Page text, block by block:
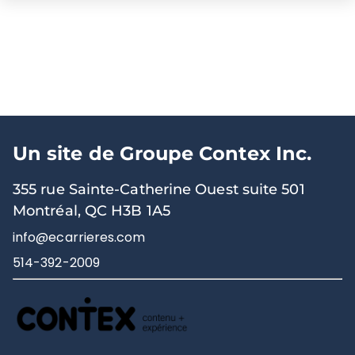
Un site de Groupe Contex Inc.
355 rue Sainte-Catherine Ouest suite 501
Montréal, QC H3B 1A5
info@ecarrieres.com
514-392-2009